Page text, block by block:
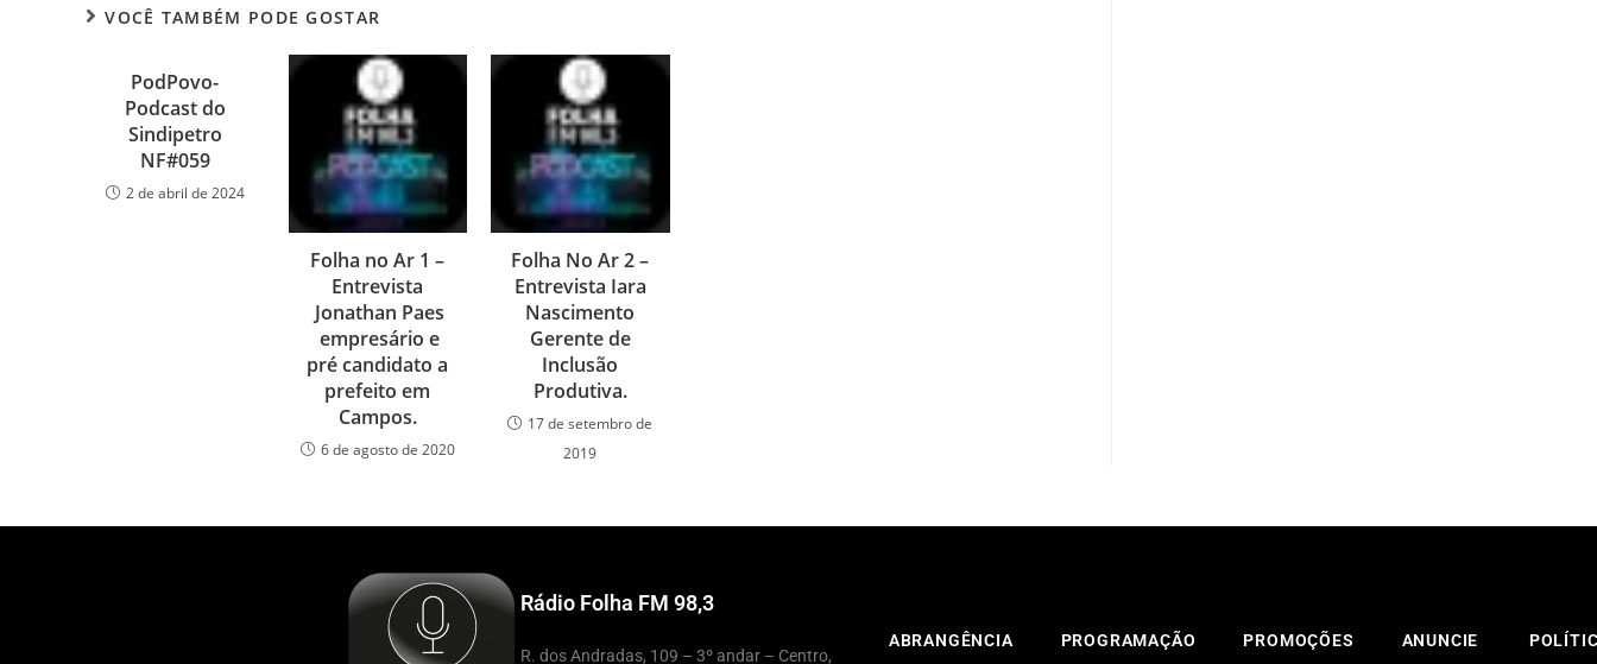
VOCÊ TAMBÉM PODE GOSTAR
PodPovo-
Podcast do
Sindipetro
NF#059
2 de abril de 2024
Folha no Ar 1 –
Entrevista
Jonathan Paes
empresário e
pré candidato a
prefeito em
Campos.
6 de agosto de 2020
Folha No Ar 2 –
Entrevista Iara
Nascimento
Gerente de
Inclusão
Produtiva.
17 de setembro de
2019
Rádio Folha FM 98,3
R. dos Andradas, 109 – 3º andar – Centro,
ABRANGÊNCIA PROGRAMAÇÃO PROMOÇÕES ANUNCIE